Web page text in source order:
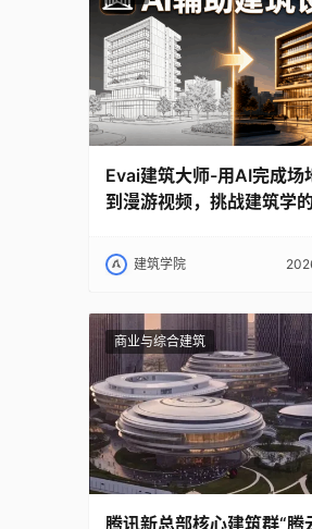
Evai建筑大师-用AI完成场
到漫游视频，挑战建筑学
建筑学院
商业与综合建筑
腾讯新总部核心建筑群“腾